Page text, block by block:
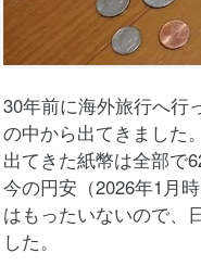
30年前に海外旅行へ行
の中から出てきました。
出てきた紙幣は全部で
今の円安（2026年1月
はもったいないので、
した。